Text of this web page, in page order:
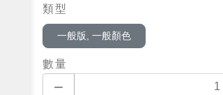
類型
一般版, 一般顏色
數量